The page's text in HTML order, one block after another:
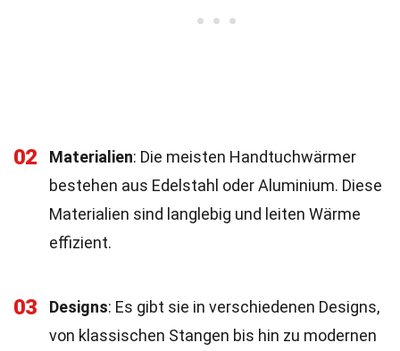
02 Materialien: Die meisten Handtuchwärmer
bestehen aus Edelstahl oder Aluminium. Diese
Materialien sind langlebig und leiten Wärme
effizient.
03 Designs: Es gibt sie in verschiedenen Designs,
von klassischen Stangen bis hin zu modernen